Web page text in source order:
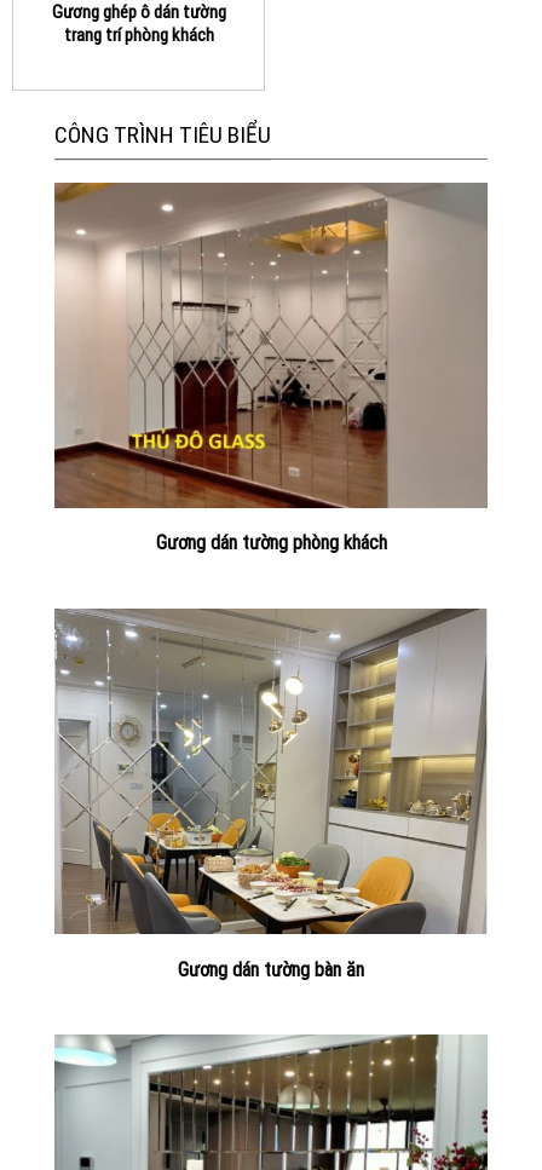
Gương ghép ô dán tường
trang trí phòng khách
CÔNG TRÌNH TIÊU BIỂU
Gương dán tường phòng khách
Gương dán tường bàn ăn